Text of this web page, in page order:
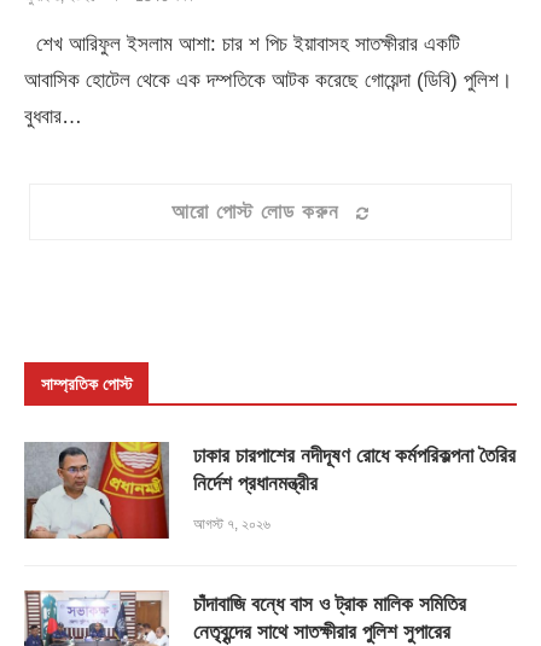
শেখ আরিফুল ইসলাম আশা: চার শ পিচ ইয়াবাসহ সাতক্ষীরার একটি
আবাসিক হোটেল থেকে এক দম্পতিকে আটক করেছে গোয়েন্দা (ডিবি) পুলিশ।
বুধবার…
আরো পোস্ট লোড করুন
সাম্প্রতিক পোস্ট
ঢাকার চারপাশের নদীদূষণ রোধে কর্মপরিকল্পনা তৈরির
নির্দেশ প্রধানমন্ত্রীর
আগস্ট ৭, ২০২৬
চাঁদাবাজি বন্ধে বাস ও ট্রাক মালিক সমিতির
নেতৃবৃন্দের সাথে সাতক্ষীরার পুলিশ সুপারের